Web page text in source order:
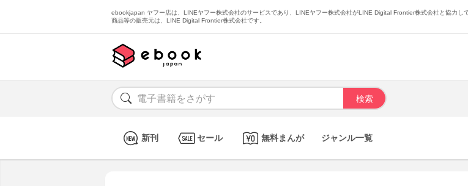
ebookjapan ヤフー店は、LINEヤフー株式会社のサービスであり、LINEヤフー株式会社がLINE Digital Frontier株式会社と協力し
商品等の販売元は、LINE Digital Frontier株式会社です。
新刊 セール 無料まんが ジャンル一覧